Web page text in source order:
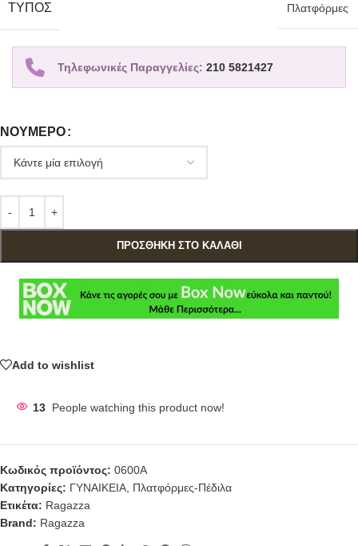
TΎΠΟΣ Πλατφόρμες
Τηλεφωνικές Παραγγελίες: 210 5821427
ΝΟΎΜΕΡΟ
ΠΡΟΣΘΉΚΗ ΣΤΟ ΚΑΛΆΘΙ
Add to wishlist
13 People watching this product now!
Κωδικός προϊόντος: 0600A
Κατηγορίες: ΓΥΝΑΙΚΕΙΑ Πλατφόρμες-Πέδιλα
Ετικέτα: Ragazza
Brand: Ragazza